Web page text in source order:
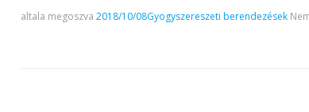
altala megoszva 2018/10/08Gyogyszereszeti berendezések